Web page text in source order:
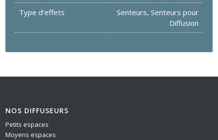
Type d'effets Senteurs,Senteurs pour
Diffusion
NOS DIFFUSEURS
Petits espaces
Moyens espaces